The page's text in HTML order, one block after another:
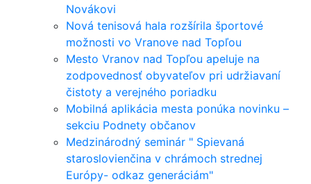
Novákovi
Nová tenisová hala rozšírila športové
možnosti vo Vranove nad Topľou
Mesto Vranov nad Topľou apeluje na
zodpovednosť obyvateľov pri udržiavaní
čistoty a verejného poriadku
Mobilná aplikácia mesta ponúka novinku –
sekciu Podnety občanov
Medzinárodný seminár " Spievaná
staroslovienčina v chrámoch strednej
Európy- odkaz generáciám"